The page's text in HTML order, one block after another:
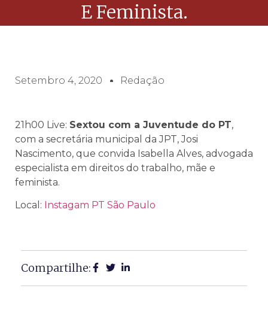
E Feminista.
Setembro 4, 2020 Redação
21h00 Live: Sextou com a Juventude do PT,
com a secretária municipal da JPT, Josi
Nascimento, que convida Isabella Alves, advogada
especialista em direitos do trabalho, mãe e
feminista.
Local: Instagam PT São Paulo
Compartilhe: